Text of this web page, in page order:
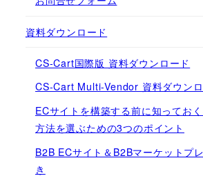
資料ダウンロード
CS-Cart国際版 資料ダウンロード
CS-Cart Multi-Vendor 資料ダウン
ECサイトを構築する前に知ってお
方法を選ぶための3つのポイント
B2B ECサイト＆B2Bマーケットプ
き